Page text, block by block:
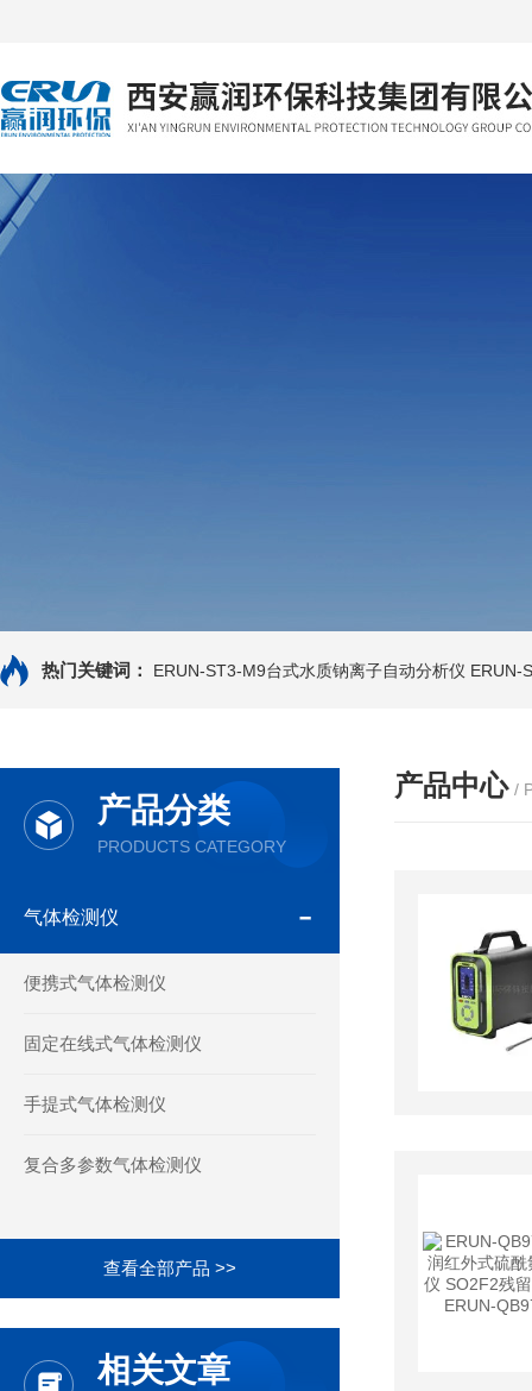
热门关键词： ERUN-ST3-M9台式水质钠离子自动分析仪 ERUN-
产品分类
PRODUCTS CATEGORY
气体检测仪
便携式气体检测仪
固定在线式气体检测仪
手提式气体检测仪
复合多参数气体检测仪
查看全部产品 >>
相关文章
产品中心 /